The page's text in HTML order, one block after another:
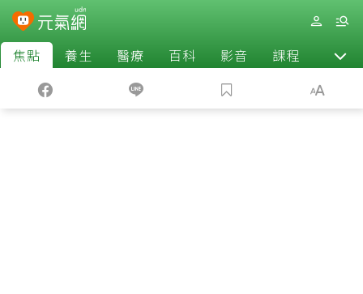
焦點 養生 醫療 百科 影音 課程 退休